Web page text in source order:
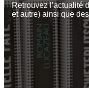
Retrouvez l’actualité
et autre) ainsi que